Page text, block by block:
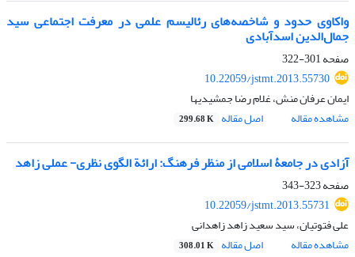
واکاوی حدود و شاخصه‌های رئالیسم علمی در معرفت اجتماعی سید
جمال‌الدین اسدآبادی
صفحه301-322
10.22059/jstmt.2013.55730
ایمان عرفان منش، غلام رضا جمشیدیها
مشاهده مقاله
اصل مقاله 299.68 K
آزادی در جامعۀ اسلامی از منظر فرهنگ: ارائة الگوی نظری- عملی زاهد
صفحه323-343
10.22059/jstmt.2013.55731
علی فتوتیان، سید سعید زاهد زاهدانی
مشاهده مقاله
اصل مقاله 308.01 K